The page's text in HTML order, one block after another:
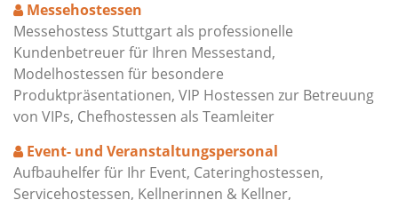
Messehostessen
Messehostess Stuttgart als professionelle
Kundenbetreuer für Ihren Messestand,
Modelhostessen für besondere
Produktpräsentationen, VIP Hostessen zur Betreuung
von VIPs, Chefhostessen als Teamleiter
Event- und Veranstaltungspersonal
Aufbauhelfer für Ihr Event, Cateringhostessen,
Servicehostessen, Kellnerinnen & Kellner,